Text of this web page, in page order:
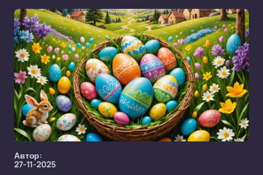
Автор:
27-11-2025